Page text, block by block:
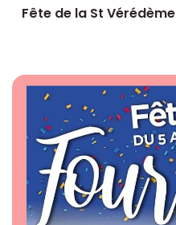
Fête de la St Vérédème